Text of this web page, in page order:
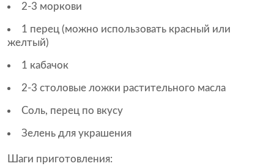
2-3 моркови
1 перец (можно использовать красный или
желтый)
1 кабачок
2-3 столовые ложки растительного масла
Соль, перец по вкусу
Зелень для украшения
Шаги приготовления: